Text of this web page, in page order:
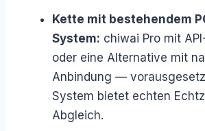
Kette mit bestehendem
System: chiwai Pro mit
oder eine Alternative mit
Anbindung —
System bietet echten
Abgleich.